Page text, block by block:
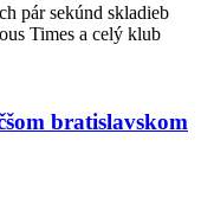
pár sekúnd skladieb
Times a celý klub
bratislavskom